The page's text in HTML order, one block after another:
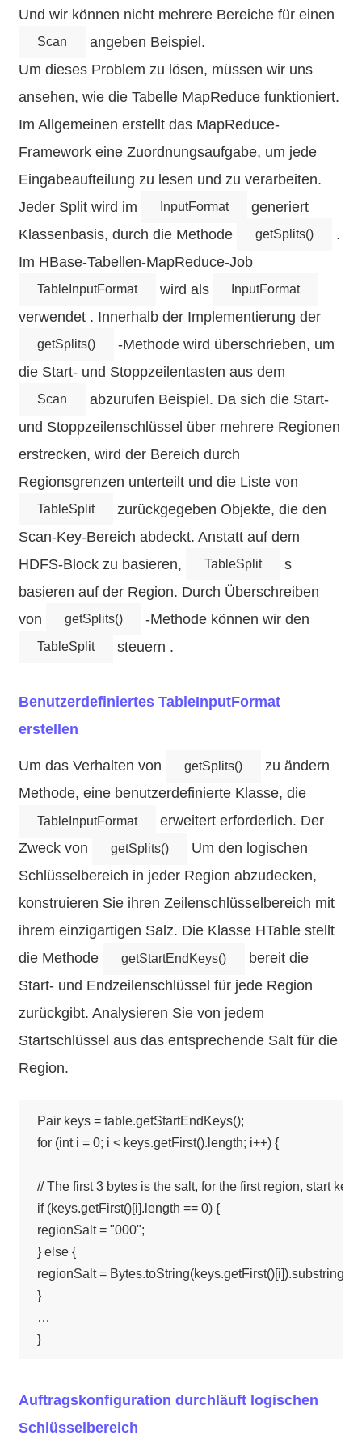
Und wir können nicht mehrere Bereiche für einen
Scan
angeben Beispiel.
Um dieses Problem zu lösen, müssen wir uns
ansehen, wie die Tabelle MapReduce funktioniert.
Im Allgemeinen erstellt das MapReduce-
Framework eine Zuordnungsaufgabe, um jede
Eingabeaufteilung zu lesen und zu verarbeiten.
Jeder Split wird im
InputFormat
generiert
Klassenbasis, durch die Methode
getSplits()
.
Im HBase-Tabellen-MapReduce-Job
TableInputFormat wird als InputFormat
verwendet . Innerhalb der Implementierung der
getSplits()
-Methode wird überschrieben, um
die Start- und Stoppzeilentasten aus dem
Scan
abzurufen Beispiel. Da sich die Start-
und Stoppzeilenschlüssel über mehrere Regionen
erstrecken, wird der Bereich durch
Regionsgrenzen unterteilt und die Liste von
TableSplit
zurückgegeben Objekte, die den
Scan-Key-Bereich abdeckt. Anstatt auf dem
HDFS-Block zu basieren,
TableSplit
s
basieren auf der Region. Durch Überschreiben
von
getSplits() -Methode können wir den
TableSplit steuern .
Benutzerdefiniertes TableInputFormat
erstellen
Um das Verhalten von getSplits()
zu ändern
Methode, eine benutzerdefinierte Klasse, die
TableInputFormat
erweitert erforderlich. Der
Zweck von
getSplits()
Um den logischen
Schlüsselbereich in jeder Region abzudecken,
konstruieren Sie ihren Zeilenschlüsselbereich mit
ihrem einzigartigen Salz. Die Klasse HTable stellt
die Methode
getStartEndKeys()
bereit die
Start- und Endzeilenschlüssel für jede Region
zurückgibt. Analysieren Sie von jedem
Startschlüssel aus das entsprechende Salt für die
Region.
Pair keys = table.getStartEndKeys();
for (int i = 0; i < keys.getFirst().length; i++) {
// The first 3 bytes is the salt, for the first region, start key
if (keys.getFirst()[i].length == 0) {
regionSalt = "000";
} else {
regionSalt = Bytes.toString(keys.getFirst()[i]).substring(0,
}
…
}
Auftragskonfiguration durchläuft logischen
Schlüsselbereich